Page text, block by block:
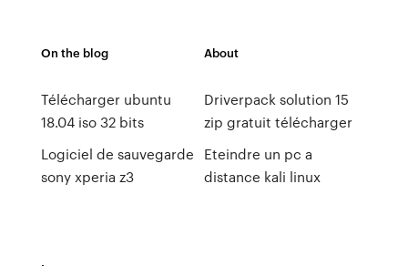
On the blog
Télécharger ubuntu
18.04 iso 32 bits
Logiciel de sauvegarde
sony xperia z3
About
Driverpack solution 15
zip gratuit télécharger
Eteindre un pc a
distance kali linux